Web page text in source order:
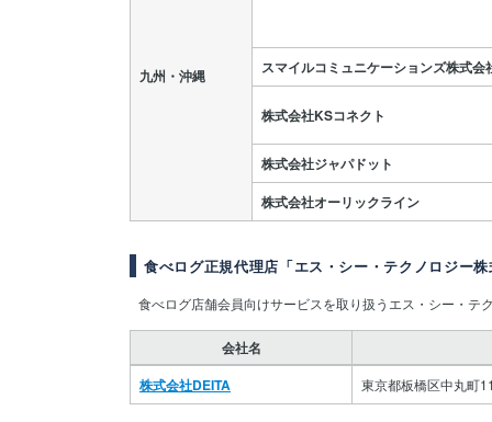
九州・沖縄 スマイルコミュニケーションズ株式会
株式会社KSコネクト
株式会社ジャパドット
株式会社オーリックライン
食べログ正規代理店「エス・シー・テクノロジー
食べログ店舗会員向けサービスを取り扱うエス・シー・テ
会社名
株式会社DEITA
東京都板橋区中丸町